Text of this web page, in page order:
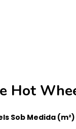
Hot
Sob Medida (m²)